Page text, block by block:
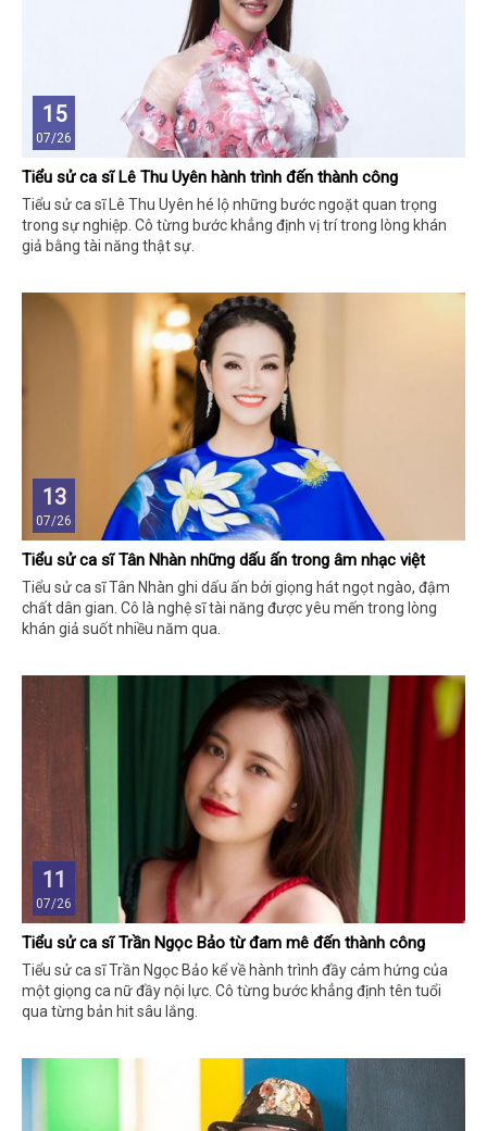
15
07/26
Tiểu sử ca sĩ Lê Thu Uyên hành trình đến thành công
Tiểu sử ca sĩ Lê Thu Uyên hé lộ những bước ngoặt quan trọng
trong sự nghiệp. Cô từng bước khẳng định vị trí trong lòng khán
giả bằng tài năng thật sự.
13
07/26
Tiểu sử ca sĩ Tân Nhàn những dấu ấn trong âm nhạc việt
Tiểu sử ca sĩ Tân Nhàn ghi dấu ấn bởi giọng hát ngọt ngào, đậm
chất dân gian. Cô là nghệ sĩ tài năng được yêu mến trong lòng
khán giả suốt nhiều năm qua.
11
07/26
Tiểu sử ca sĩ Trần Ngọc Bảo từ đam mê đến thành công
Tiểu sử ca sĩ Trần Ngọc Bảo kể về hành trình đầy cảm hứng của
một giọng ca nữ đầy nội lực. Cô từng bước khẳng định tên tuổi
qua từng bản hit sâu lắng.